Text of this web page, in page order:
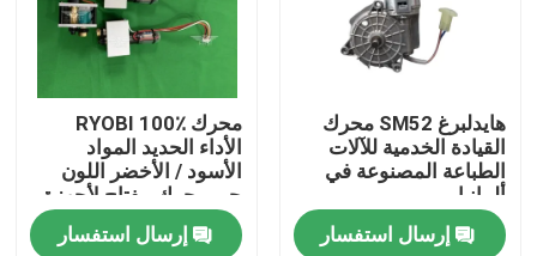
معلومات عنا
مراقبة الجودة
اتصل بنا
هايدلبرغ SM52 محرك
القيادة الخدمية للآلات
الطباعة المصنوعة في
ألمانيا
إرسال استفسار
محرك RYOBI 100٪
الأداء الحديد المواد
الأسود / الأخضر اللون
حبر محرك مفتاح لأجهزة
RYOBI
إرسال استفسار